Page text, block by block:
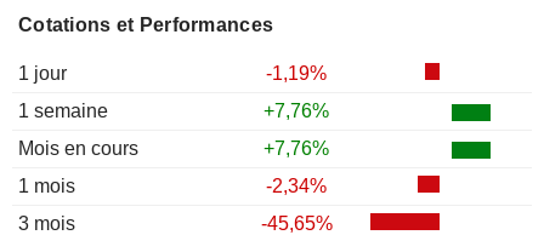
Cotations et Performances
1 jour
-1,19%
1 semaine
+7,76%
Mois en cours
+7,76%
1 mois
-2,34%
3 mois
-45,65%